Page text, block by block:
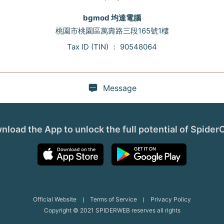
bgmod 均達電腦
桃園市桃園區萬壽路三段165號1樓
Tax ID (TIN) ： 90548064
Message
the App to unlock the full potential of
Official Website Terms of Service
Privacy Policy
Copyright © 2021 SPIDERWEB reserves all rights